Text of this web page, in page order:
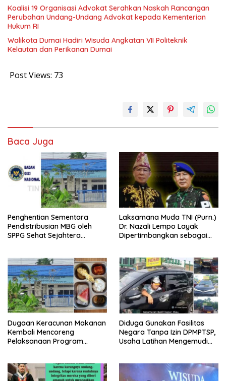
Koalisi 19 Organisasi Advokat Serahkan Naskah Rancangan
Perubahan Undang-Undang Advokat kepada Kementerian
Hukum RI
Walikota Dumai Hadiri Wisuda Angkatan VII Politeknik
Kelautan dan Perikanan Dumai
Post Views: 73
Baca Juga
Penghentian Sementara
Pendistribusian MBG oleh
SPPG Sehat Sejahtera
Laksamana Muda TNI (Purn.)
Dr. Nazali Lempo Layak
Dipertimbangkan sebagai
Berkompromi terhadap
Penegakan Hukum
Dugaan Keracunan Makanan
Kembali Mencoreng
Pelaksanaan Program
Bersama Kota Dumai
Diduga Gunakan Fasilitas
Negara Tanpa Izin DPMPTSP,
Usaha Latihan Mengemudi